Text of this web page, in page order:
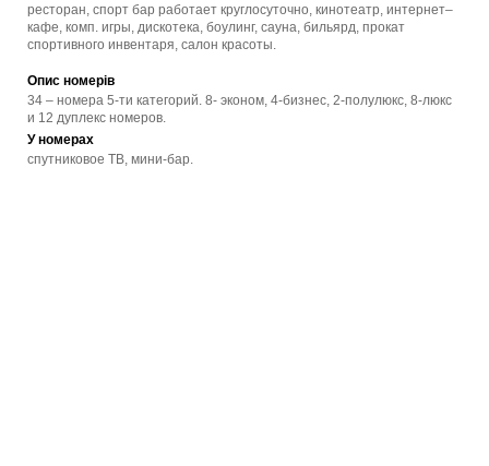
ресторан, спорт бар работает круглосуточно, кинотеатр, интернет–
кафе, комп. игры, дискотека, боулинг, сауна, бильярд, прокат
спортивного инвентаря, салон красоты.
Опис номерів
34 – номера 5-ти категорий. 8- эконом, 4-бизнес, 2-полулюкс, 8-люкс
и 12 дуплекс номеров.
У номерах
спутниковое ТВ, мини-бар.